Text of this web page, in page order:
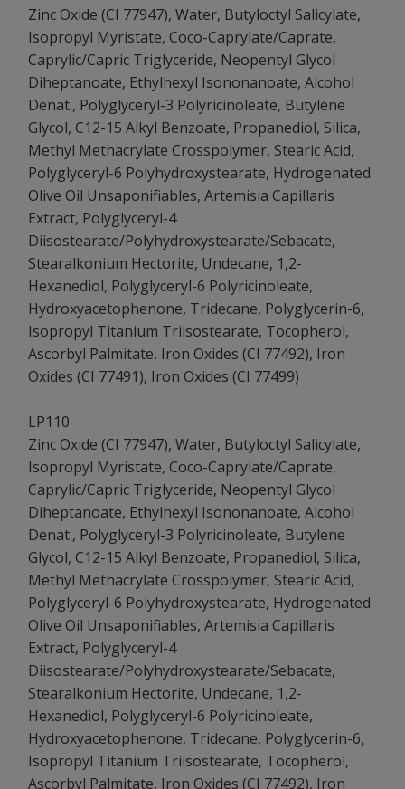
Zinc Oxide (CI 77947), Water, Butyloctyl Salicylate,
Isopropyl Myristate, Coco-Caprylate/Caprate,
Caprylic/Capric Triglyceride, Neopentyl Glycol
Diheptanoate, Ethylhexyl Isononanoate, Alcohol
Denat., Polyglyceryl-3 Polyricinoleate, Butylene
Glycol, C12-15 Alkyl Benzoate, Propanediol, Silica,
Methyl Methacrylate Crosspolymer, Stearic Acid,
Polyglyceryl-6 Polyhydroxystearate, Hydrogenated
Olive Oil Unsaponifiables, Artemisia Capillaris
Extract, Polyglyceryl-4
Diisostearate/Polyhydroxystearate/Sebacate,
Stearalkonium Hectorite, Undecane, 1,2-
Hexanediol, Polyglyceryl-6 Polyricinoleate,
Hydroxyacetophenone, Tridecane, Polyglycerin-6,
Isopropyl Titanium Triisostearate, Tocopherol,
Ascorbyl Palmitate, Iron Oxides (CI 77492), Iron
Oxides (CI 77491), Iron Oxides (CI 77499)
LP110
Zinc Oxide (CI 77947), Water, Butyloctyl Salicylate,
Isopropyl Myristate, Coco-Caprylate/Caprate,
Caprylic/Capric Triglyceride, Neopentyl Glycol
Diheptanoate, Ethylhexyl Isononanoate, Alcohol
Denat., Polyglyceryl-3 Polyricinoleate, Butylene
Glycol, C12-15 Alkyl Benzoate, Propanediol, Silica,
Methyl Methacrylate Crosspolymer, Stearic Acid,
Polyglyceryl-6 Polyhydroxystearate, Hydrogenated
Olive Oil Unsaponifiables, Artemisia Capillaris
Extract, Polyglyceryl-4
Diisostearate/Polyhydroxystearate/Sebacate,
Stearalkonium Hectorite, Undecane, 1,2-
Hexanediol, Polyglyceryl-6 Polyricinoleate,
Hydroxyacetophenone, Tridecane, Polyglycerin-6,
Isopropyl Titanium Triisostearate, Tocopherol,
Ascorbyl Palmitate, Iron Oxides (CI 77492), Iron